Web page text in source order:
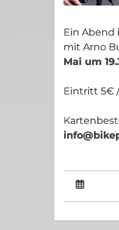
Ein
mit Arno
Mai um
Eintritt 5€